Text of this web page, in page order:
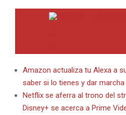
Amazon actualiza tu Alexa a
saber si lo tienes y dar
Netflix se aferra al trono del
Disney+ se acerca a Prime